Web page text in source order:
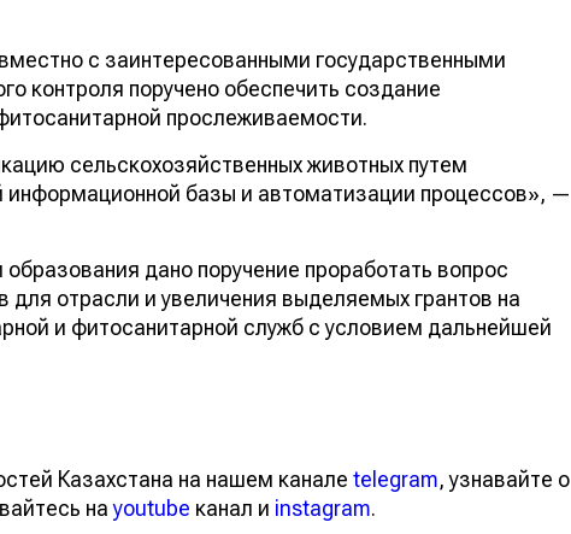
с заинтересованными государственными
контроля поручено обеспечить создание
прослеживаемости.
сельскохозяйственных животных путем
базы и автоматизации процессов», —
дано поручение проработать вопрос
отрасли и увеличения выделяемых грантов на
и фитосанитарной служб с условием дальнейшей
Казахстана на нашем канале telegram, узнавайте о
наyoutube канал и instagram.